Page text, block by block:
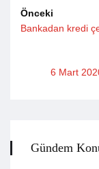
Önceki
Bankadan kredi
6 Mart
Gündem